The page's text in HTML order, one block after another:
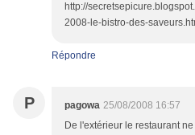
http://
2008-le-bistro-des-
Répondre
P pagowa 25/08/2008 16:57
De l'extérieur le restaurant